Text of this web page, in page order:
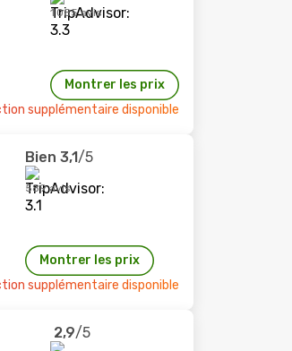
1 085 avis
Montrer les prix
supplémentaire disponible
Bien 3,1/5
589 avis
Montrer les prix
supplémentaire disponible
2,9/5